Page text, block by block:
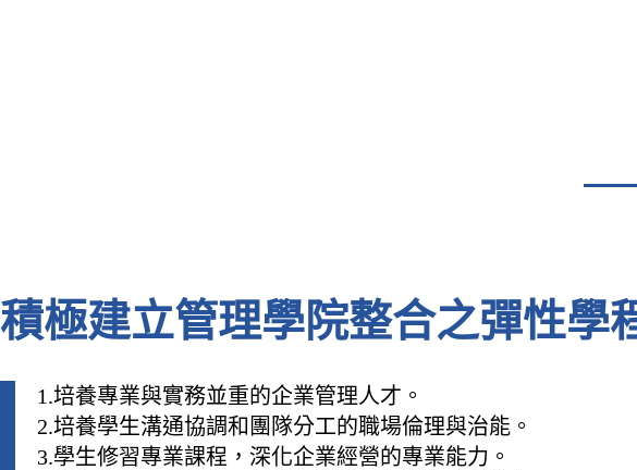
積極建立管理學院整合之彈性學
1.培養專業與實務並重的企業管理人才。
2.培養學生溝通協調和團隊分工的職場倫理與治能。
3.學生修習專業課程，深化企業經營的專業能力。